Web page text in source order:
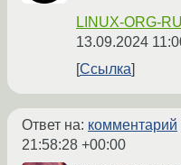
LINUX-ORG-RU
13.09.2024
Ссылка
Ответ на: комментарий
21:58:28 +00:00